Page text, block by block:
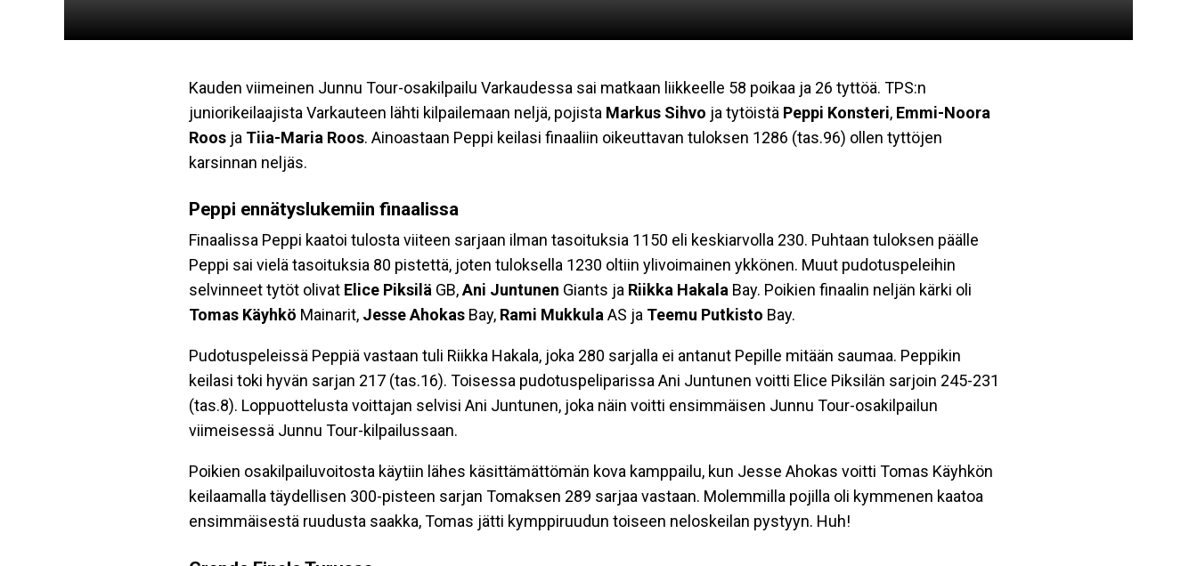
Kauden viimeinen Junnu Tour-osakilpailu Varkaudessa sai matkaan liikkeelle 58 poikaa ja 26 tyttöä. TPS:n
juniorikeilaajista Varkauteen lähti kilpailemaan neljä, pojista Markus Sihvo ja tytöistä Peppi Konsteri, Emmi-Noora
Roos ja Tiia-Maria Roos. Ainoastaan Peppi keilasi finaaliin oikeuttavan tuloksen 1286 (tas.96) ollen tyttöjen
karsinnan neljäs.
Peppi ennätyslukemiin finaalissa
Finaalissa Peppi kaatoi tulosta viiteen sarjaan ilman tasoituksia 1150 eli keskiarvolla 230. Puhtaan tuloksen päälle
Peppi sai vielä tasoituksia 80 pistettä, joten tuloksella 1230 oltiin ylivoimainen ykkönen. Muut pudotuspeleihin
selvinneet tytöt olivat Elice Piksilä GB,Ani Juntunen Giants ja Riikka Hakala Bay. Poikien finaalin neljän kärki oli
Tomas Käyhkö Mainarit, Jesse Ahokas Bay, Rami MukkulaAS ja Teemu Putkisto Bay.
Pudotuspeleissä Peppiä vastaan tuli Riikka Hakala, joka 280 sarjalla ei antanut Pepille mitään saumaa. Peppikin
keilasi toki hyvän sarjan 217 (tas.16). Toisessa pudotuspeliparissa Ani Juntunen voitti Elice Piksilän sarjoin 245-231
(tas.8). Loppuottelusta voittajan selvisi Ani Juntunen, joka näin voitti ensimmäisen Junnu Tour-osakilpailun
viimeisessä Junnu Tour-kilpailussaan.
Poikien osakilpailuvoitosta käytiin lähes käsittämättömän kova kamppailu, kun Jesse Ahokas voitti Tomas Käyhkön
keilaamalla täydellisen 300-pisteen sarjan Tomaksen 289 sarjaa vastaan. Molemmilla pojilla oli kymmenen kaatoa
ensimmäisestä ruudusta saakka, Tomas jätti kymppiruudun toiseen neloskeilan pystyyn. Huh!